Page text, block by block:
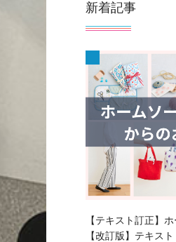
新着記事
【テキスト訂正】
【改訂版】テキ